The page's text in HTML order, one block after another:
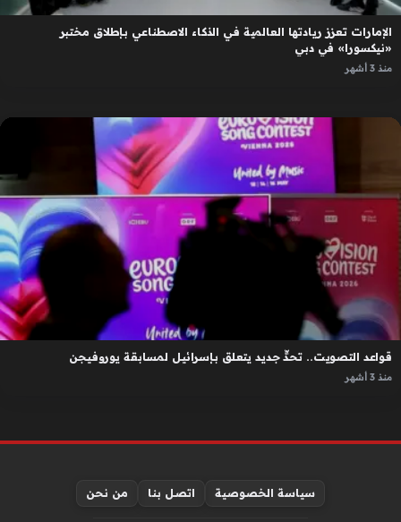
الإمارات تعزز ريادتها العالمية في الذكاء الاصطناعي بإطلاق مختبر
«نيكسورا» في دبي
منذ 3 أشهر
قواعد التصويت.. تحدٍّ جديد يتعلق بإسرائيل لمسابقة يوروفيجن
منذ 3 أشهر
سياسة الخصوصية اتصل بنا من نحن